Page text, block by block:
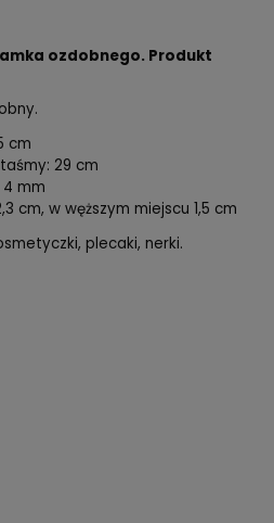
ozdobnego. Produkt
cm
29 cm
4 mm
cm, w węższym miejscu 1,5 cm
plecaki, nerki.